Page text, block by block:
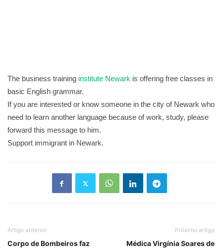
The business training institute Newark is offering free classes in
basic English grammar.
If you are interested or know someone in the city of Newark who
need to learn another language because of work, study, please
forward this message to him.
Support immigrant in Newark.
Artigo anterior
Corpo de Bombeiros faz
Próximo artigo
Médica Virgínia Soares de